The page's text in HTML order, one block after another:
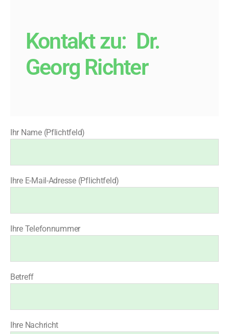
Kontakt zu: Dr.
Georg Richter
Ihr Name (Pflichtfeld)
Ihre E-Mail-Adresse (Pflichtfeld)
Ihre Telefonnummer
Betreff
Ihre Nachricht